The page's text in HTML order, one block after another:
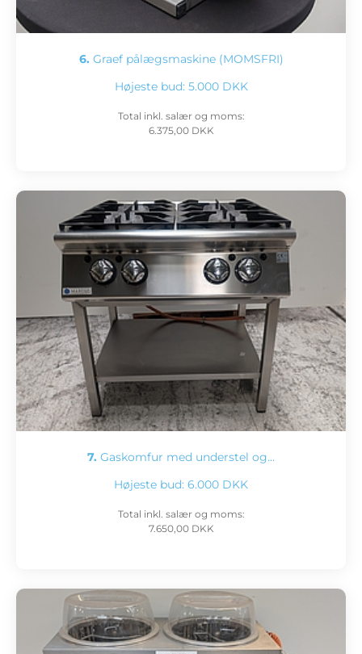
6. Graef pålægsmaskine (MOMSFRI)
Højeste bud: 5.000 DKK
Total inkl. salær og moms:
6.375,00 DKK
7. Gaskomfur med understel og…
Højeste bud: 6.000 DKK
Total inkl. salær og moms:
7.650,00 DKK